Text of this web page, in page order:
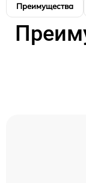
Преимущества